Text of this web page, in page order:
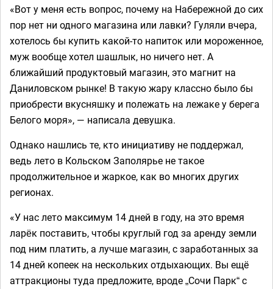
«Вот у меня есть вопрос, почему на Набережной до сих
пор нет ни одного магазина или лавки? Гуляли вчера,
хотелось бы купить какой-то напиток или мороженное,
муж вообще хотел шашлык, но ничего нет. А
ближайший продуктовый магазин, это магнит на
Даниловском рынке! В такую жару классно было бы
приобрести вкусняшку и полежать на лежаке у берега
Белого моря», — написала девушка.
Однако нашлись те, кто инициативу не поддержал,
ведь лето в Кольском Заполярье не такое
продолжительное и жаркое, как во многих других
регионах.
«У нас лето максимум 14 дней в году, на это время
ларëк поставить, чтобы круглый год за аренду земли
под ним платить, а лучше магазин, с заработанных за
14 дней копеек на нескольких отдыхающих. Вы ещё
аттракционы туда предложите, вроде „Сочи Парк“ с